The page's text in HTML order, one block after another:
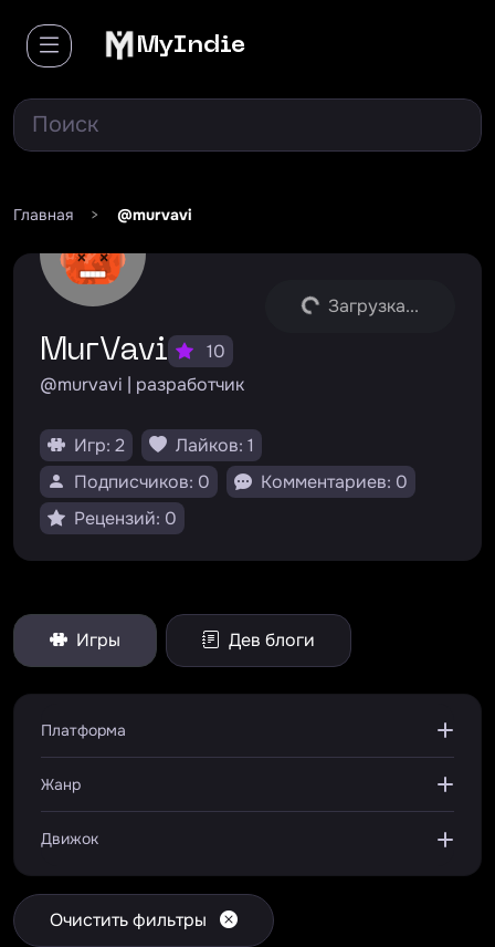
MyIndie
Главная > @murvavi
Загрузка...
MurVavi
10
@murvavi | разработчик
Игр: 2
Лайков: 1
Подписчиков: 0
Комментариев: 0
Рецензий: 0
Игры Дев блоги
Платформа
Жанр
Движок
Очистить фильтры